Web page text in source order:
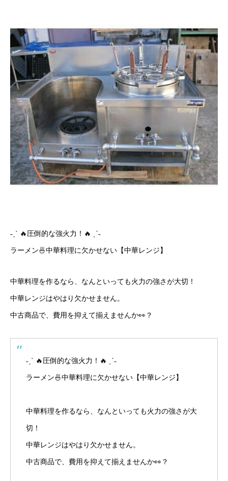
˗ˏˋ 🔥圧倒的な強火力！🔥 ˎˊ˗
ラーメン🍜中華料理に欠かせない【中華レンジ】
中華料理を作るなら、なんといっても火力の強さが大切！
中華レンジはやはり欠かせません。
中古商品で、費用を抑えて揃えませんか👀？
˗ˏˋ 🔥圧倒的な強火力！🔥 ˎˊ˗
ラーメン🍜中華料理に欠かせない【中華レンジ】
中華料理を作るなら、なんといっても火力の強さが大
切！
中華レンジはやはり欠かせません。
中古商品で、費用を抑えて揃えませんか👀？